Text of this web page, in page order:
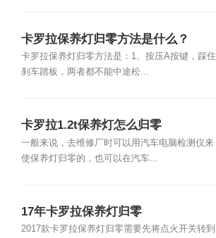
卡罗拉保养灯归零方法是什么？
卡罗拉保养灯归零方法是：1、按压A按键，踩住
刹车踏板，两者都不能中途松...
卡罗拉1.2t保养灯怎么归零
一般来说，去维修厂时可以用汽车电脑检测仪来
使保养灯归零的，也可以在汽车...
17年卡罗拉保养灯归零
2017款卡罗拉保养灯归零需要先将点火开关转到